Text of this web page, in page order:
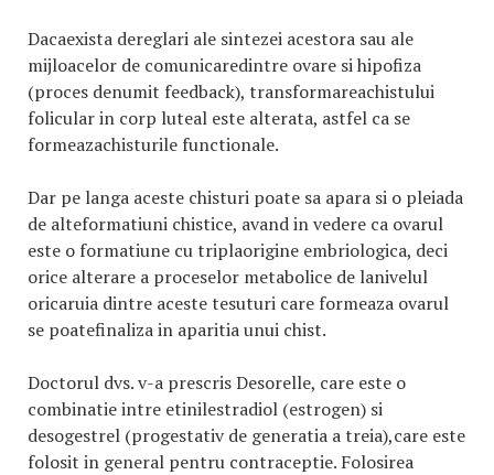
Dacaexista dereglari ale sintezei acestora sau ale
mijloacelor de comunicaredintre ovare si hipofiza
(proces denumit feedback), transformareachistului
folicular in corp luteal este alterata, astfel ca se
formeazachisturile functionale.
Dar pe langa aceste chisturi poate sa apara si o pleiada
de alteformatiuni chistice, avand in vedere ca ovarul
este o formatiune cu triplaorigine embriologica, deci
orice alterare a proceselor metabolice de lanivelul
oricaruia dintre aceste tesuturi care formeaza ovarul
se poatefinaliza in aparitia unui chist.
Doctorul dvs. v-a prescris Desorelle, care este o
combinatie intre etinilestradiol (estrogen) si
desogestrel (progestativ de generatia a treia),care este
folosit in general pentru contraceptie. Folosirea